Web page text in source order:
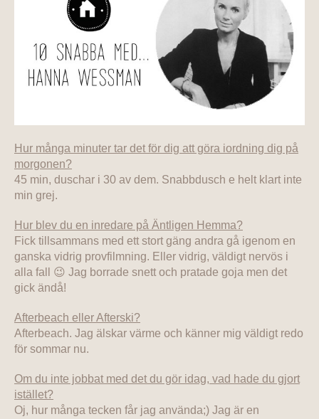
Hur många minuter tar det för dig att göra iordning dig på
morgonen?
45 min, duschar i 30 av dem. Snabbdusch e helt klart inte
min grej.
Hur blev du en inredare på Äntligen Hemma?
Fick tillsammans med ett stort gäng andra gå igenom en
ganska vidrig provfilmning. Eller vidrig, väldigt nervös i
alla fall 😉 Jag borrade snett och pratade goja men det
gick ändå!
Afterbeach eller Afterski?
Afterbeach. Jag älskar värme och känner mig väldigt redo
för sommar nu.
Om du inte jobbat med det du gör idag, vad hade du gjort
istället?
Oj, hur många tecken får jag använda;) Jag är en